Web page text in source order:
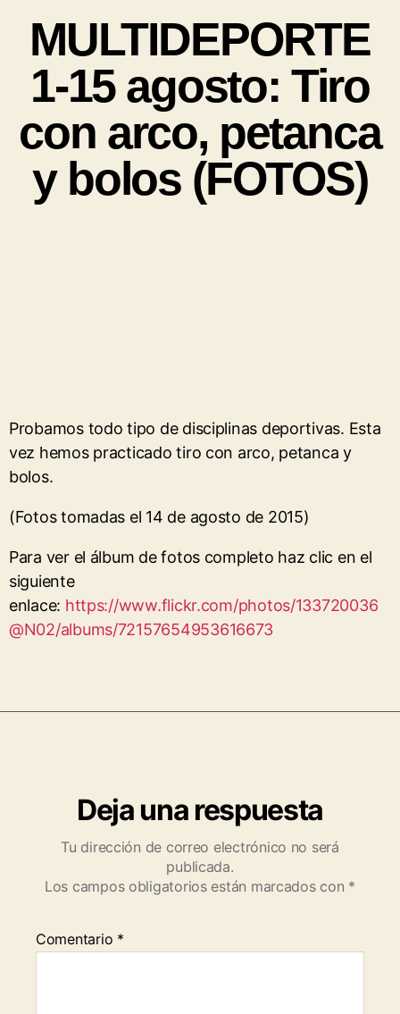
MULTIDEPORTE
1-15 agosto: Tiro
con arco, petanca
y bolos (FOTOS)
Probamos todo tipo de disciplinas deportivas. Esta
vez hemos practicado tiro con arco, petanca y
bolos.
(Fotos tomadas el 14 de agosto de 2015)
Para ver el álbum de fotos completo haz clic en el
siguiente
enlace: https://www.flickr.com/photos/133720036
@N02/albums/72157654953616673
Deja una respuesta
Tu dirección de correo electrónico no será
publicada.
Los campos obligatorios están marcados con *
Comentario *